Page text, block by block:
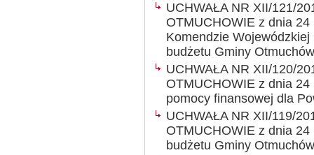
UCHWAŁA NR XII/121/
OTMUCHOWIE z dnia
Komendzie
budżetu Gminy Otmuchów
UCHWAŁA NR XII/120/
OTMUCHOWIE z dnia
pomocy finansowej dla
UCHWAŁA NR XII/119/
OTMUCHOWIE z dnia
budżetu Gminy